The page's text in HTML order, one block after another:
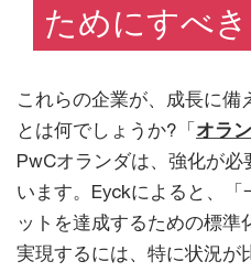
ためにすべ
これらの企業が、成長に備
とは何でしょうか?「 オラ
PwCオランダは、強化が
います。Eyckによると、「
ットを達成するための標
実現するには、特に状況が